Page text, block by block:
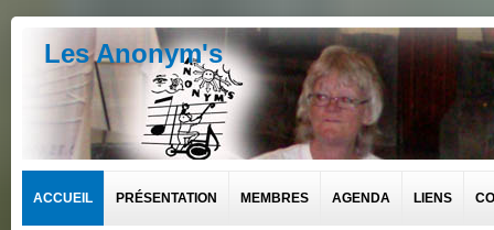
Les Anonym's
ACCUEIL PRÉSENTATION MEMBRES AGENDA LIENS